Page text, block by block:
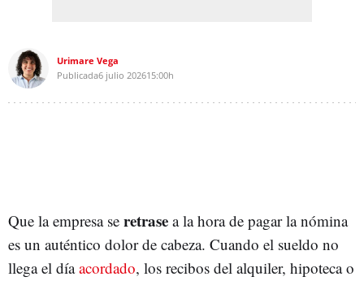
Urimare Vega
Publicada6 julio 202615:00h
Que la empresa se retrase a la hora de pagar la nómina
es un auténtico dolor de cabeza. Cuando el sueldo no
llega el díaacordado, los recibos del alquiler, hipoteca o